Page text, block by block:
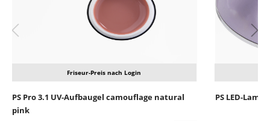
Friseur-Preis nach Login
PS Pro 3.1 UV-Aufbaugel camouflage natural
pink
PS LED-